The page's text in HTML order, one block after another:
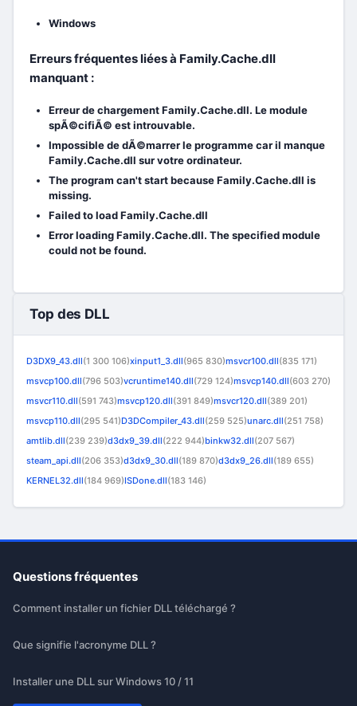
Windows
Erreurs fréquentes liées à Family.Cache.dll
manquant :
Erreur de chargement Family.Cache.dll. Le module
spÃ©cifiÃ© est introuvable.
Impossible de dÃ©marrer le programme car il manque
Family.Cache.dll sur votre ordinateur.
The program can't start because Family.Cache.dll is
missing.
Failed to load Family.Cache.dll
Error loading Family.Cache.dll. The specified module
could not be found.
Top des DLL
D3DX9_43.dll(1 300 106)xinput1_3.dll(965 830)msvcr100.dll(835 171)
msvcp100.dll(796 503)vcruntime140.dll(729 124)msvcp140.dll(603 270)
msvcr110.dll(591 743)msvcp120.dll(391 849)msvcr120.dll(389 201)
msvcp110.dll(295 541)D3DCompiler_43.dll(259 525)unarc.dll(251 758)
amtlib.dll(239 239)d3dx9_39.dll(222 944)binkw32.dll(207 567)
steam_api.dll(206 353)d3dx9_30.dll(189 870)d3dx9_26.dll(189 655)
KERNEL32.dll(184 969)ISDone.dll(183 146)
Questions fréquentes
Comment installer un fichier DLL téléchargé ?
Que signifie l'acronyme DLL ?
Installer une DLL sur Windows 10 / 11